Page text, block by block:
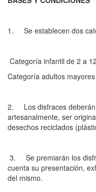
1. Se establecen dos
Categoría infantil de 2 a
Categoría adultos
2. Los disfraces deberán
artesanalmente, ser
desechos reciclados
3. Se premiarán los
cuenta su presentación,
del mismo.